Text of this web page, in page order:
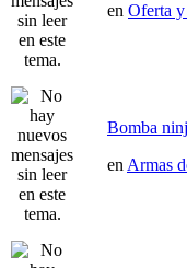
en Oferta y
Bomba
en Armas